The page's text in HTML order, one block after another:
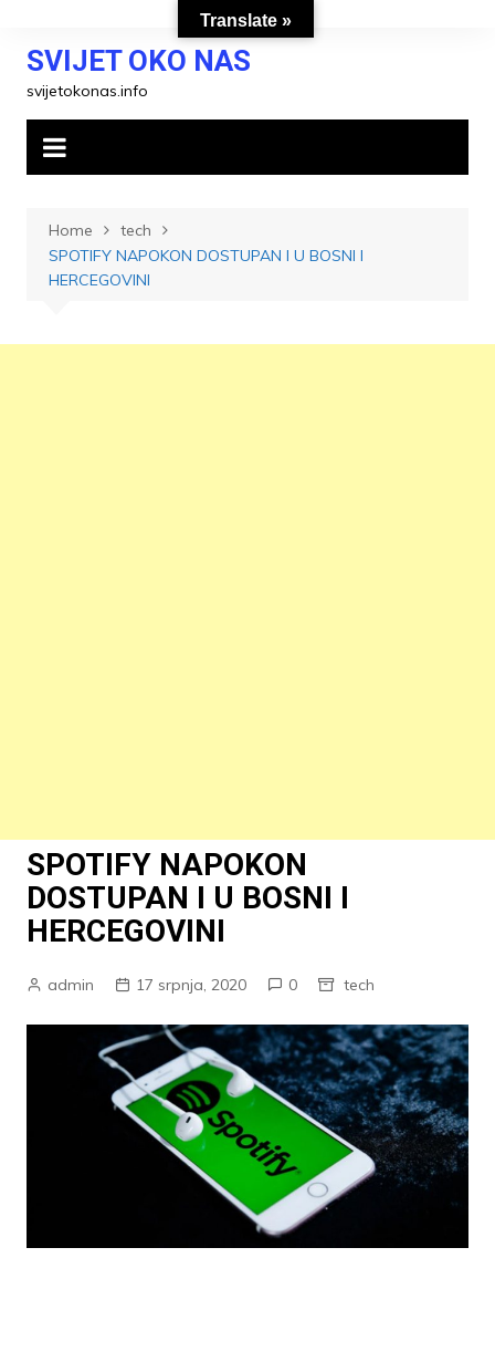
contentSVIJET OKO NAS
svijetokonas.info
Home
tech
SPOTIFY NAPOKON DOSTUPAN I U BOSNI I
HERCEGOVINI
SPOTIFY NAPOKON
DOSTUPAN I U BOSNI I
HERCEGOVINI
admin 17 srpnja, 2020 0 tech
Translate »